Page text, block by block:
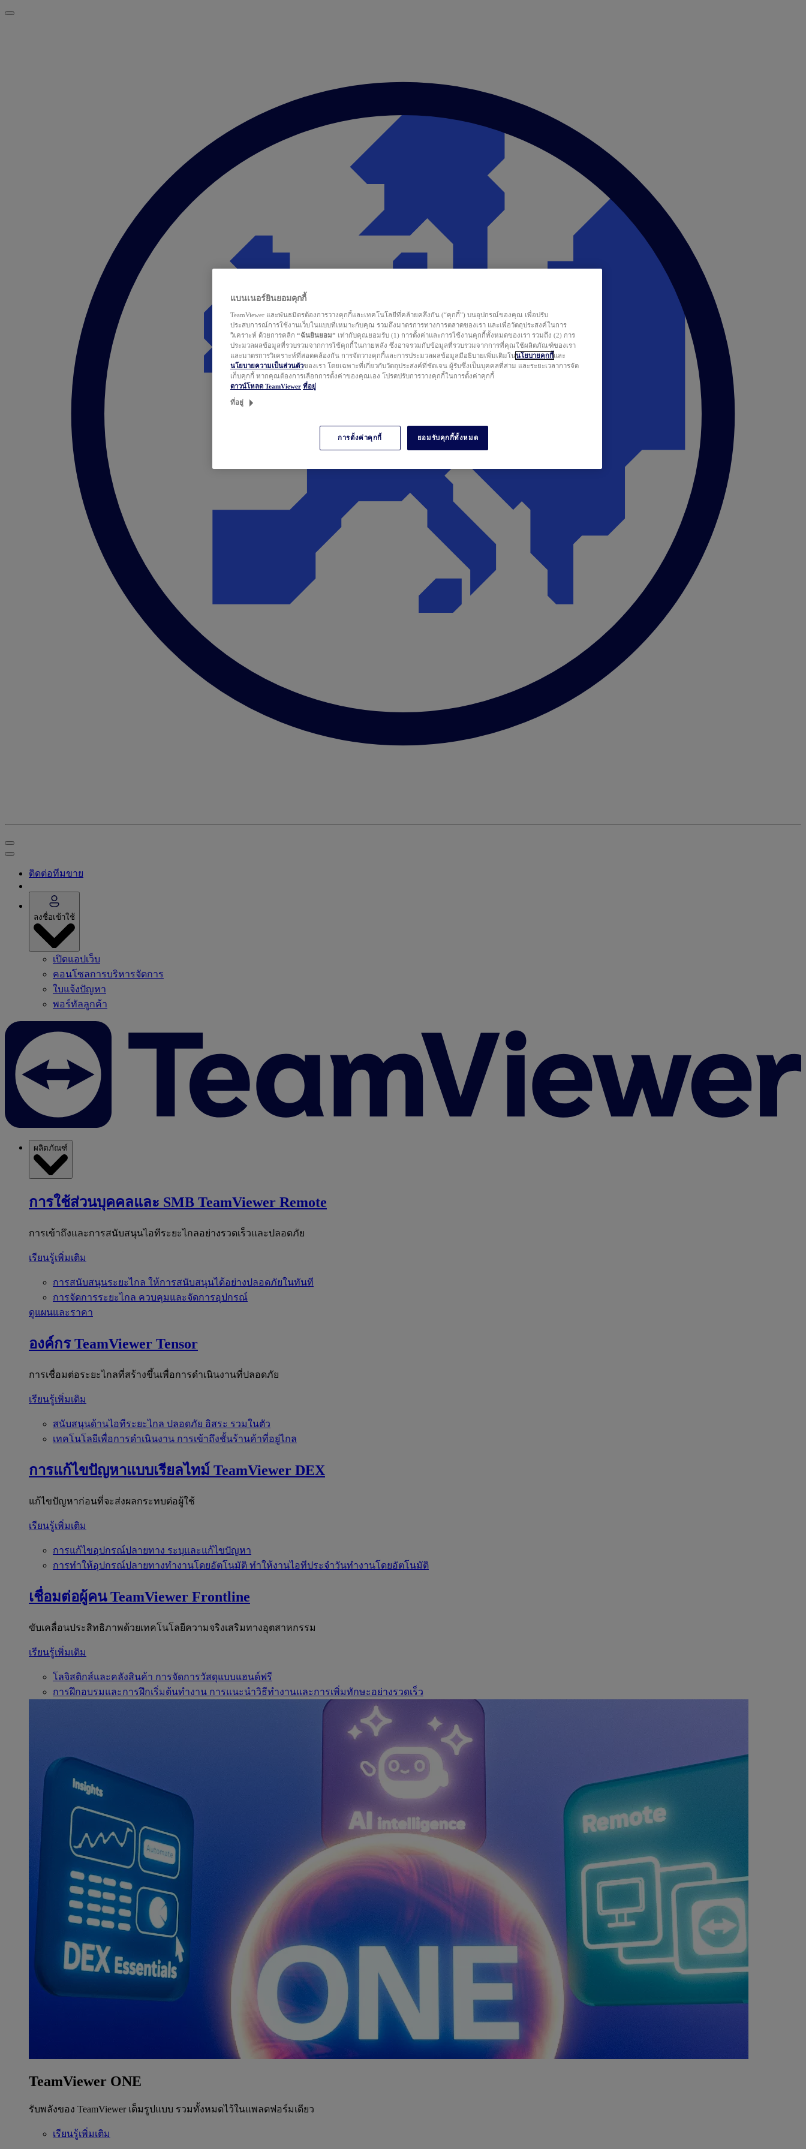
ติดต่อทีมขาย
ลงชื่อเข้าใช้
เปิดแอปเว็บ
คอนโซลการบริหารจัดการ
ใบแจ้งปัญหา
พอร์ทัลลูกค้า
ผลิตภัณฑ์
การใช้ส่วนบุคคลและ SMB TeamViewer Remote
การเข้าถึงและการสนับสนุนไอทีระยะไกลอย่างรวดเร็วและปลอดภัย
เรียนรู้เพิ่มเติม
การสนับสนุนระยะไกล ให้การสนับสนุนได้อย่างปลอดภัยในทันที
การจัดการระยะไกล ควบคุมและจัดการอุปกรณ์
ดูแผนและราคา
องค์กร TeamViewer Tensor
การเชื่อมต่อระยะไกลที่สร้างขึ้นเพื่อการดำเนินงานที่ปลอดภัย
เรียนรู้เพิ่มเติม
สนับสนุนด้านไอทีระยะไกล ปลอดภัย อิสระ รวมในตัว
เทคโนโลยีเพื่อการดำเนินงาน การเข้าถึงชั้นร้านค้าที่อยู่ไกล
การแก้ไขปัญหาแบบเรียลไทม์ TeamViewer DEX
แก้ไขปัญหาก่อนที่จะส่งผลกระทบต่อผู้ใช้
เรียนรู้เพิ่มเติม
การแก้ไขอุปกรณ์ปลายทาง ระบุและแก้ไขปัญหา
การทำให้อุปกรณ์ปลายทางทำงานโดยอัตโนมัติ ทำให้งานไอทีประจำวันทำงานโดยอัตโนมัติ
เชื่อมต่อผู้คน TeamViewer Frontline
ขับเคลื่อนประสิทธิภาพด้วยเทคโนโลยีความจริงเสริมทางอุตสาหกรรม
เรียนรู้เพิ่มเติม
โลจิสติกส์และคลังสินค้า การจัดการวัสดุแบบแฮนด์ฟรี
การฝึกอบรมและการฝึกเริ่มต้นทำงาน การแนะนำวิธีทำงานและการเพิ่มทักษะอย่างรวดเร็ว
TeamViewer ONE
รับพลังของ TeamViewer เต็มรูปแบบ รวมทั้งหมดไว้ในแพลตฟอร์มเดียว
เรียนรู้เพิ่มเติม
แบนเนอร์ยินยอมคุกกี้
TeamViewer และพันธมิตรต้องการวางคุกกี้และเทคโนโลยีที่คล้ายคลึงกัน (“คุกกี้”) บนอุปกรณ์ของคุณ เพื่อปรับ
ประสบการณ์การใช้งานเว็บในแบบที่เหมาะกับคุณ รวมถึงมาตรการทางการตลาดของเรา และเพื่อวัตถุประสงค์ในการ
วิเคราะห์ ด้วยการคลิก “ฉันยินยอม” เท่ากับคุณยอมรับ (1) การตั้งค่าและการใช้งานคุกกี้ทั้งหมดของเรา รวมถึง (2) การ
ประมวลผลข้อมูลที่รวบรวมจากการใช้คุกกี้ในภายหลัง ซึ่งอาจรวมกับข้อมูลที่รวบรวมจากการที่คุณใช้ผลิตภัณฑ์ของเรา
และมาตรการวิเคราะห์ที่สอดคล้องกัน การจัดวางคุกกี้และการประมวลผลข้อมูลมีอธิบายเพิ่มเติมในนโยบายคุกกี้และ
นโยบายความเป็นส่วนตัวของเรา โดยเฉพาะที่เกี่ยวกับวัตถุประสงค์ที่ชัดเจน ผู้รับซึ่งเป็นบุคคลที่สาม และระยะเวลาการจัด
เก็บคุกกี้ หากคุณต้องการเลือกการตั้งค่าของคุณเอง โปรดปรับการวางคุกกี้ในการตั้งค่าคุกกี้
ดาวน์โหลด TeamViewer ที่อยู่
ที่อยู่
การตั้งค่าคุกกี้ ยอมรับคุกกี้ทั้งหมด